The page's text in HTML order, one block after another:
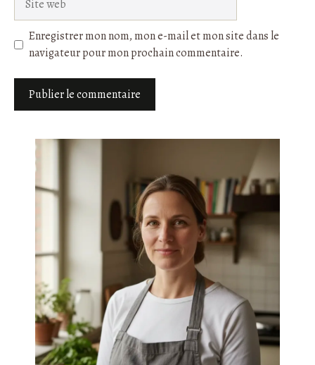
web
Enregistrer mon nom, mon e-mail et mon site dans le
navigateur pour mon prochain commentaire.